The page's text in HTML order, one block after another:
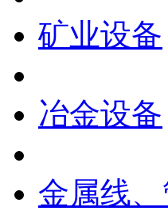
矿业设备
冶金设备
金属线